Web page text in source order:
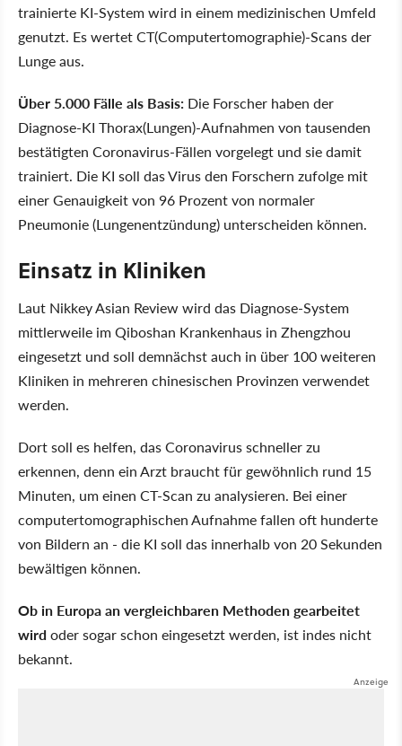
trainierte KI-System wird in einem medizinischen Umfeld
genutzt. Es wertet CT(Computertomographie)-Scans der
Lunge aus.
Über 5.000 Fälle als Basis: Die Forscher haben der
Diagnose-KI Thorax(Lungen)-Aufnahmen von tausenden
bestätigten Coronavirus-Fällen vorgelegt und sie damit
trainiert. Die KI soll das Virus den Forschern zufolge mit
einer Genauigkeit von 96 Prozent von normaler
Pneumonie (Lungenentzündung) unterscheiden können.
Einsatz in Kliniken
Laut Nikkey Asian Review wird das Diagnose-System
mittlerweile im Qiboshan Krankenhaus in Zhengzhou
eingesetzt und soll demnächst auch in über 100 weiteren
Kliniken in mehreren chinesischen Provinzen verwendet
werden.
Dort soll es helfen, das Coronavirus schneller zu
erkennen, denn ein Arzt braucht für gewöhnlich rund 15
Minuten, um einen CT-Scan zu analysieren. Bei einer
computertomographischen Aufnahme fallen oft hunderte
von Bildern an - die KI soll das innerhalb von 20 Sekunden
bewältigen können.
Ob in Europa an vergleichbaren Methoden gearbeitet
wirdoder sogar schon eingesetzt werden, ist indes nicht
bekannt.